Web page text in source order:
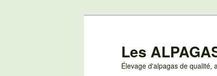
Les
Élevage d'alpagas de qualité,